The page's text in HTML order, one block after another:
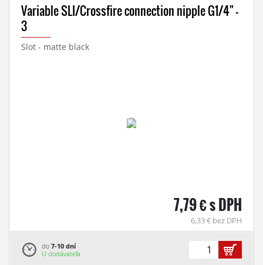
Variable SLI/Crossfire connection nipple G1/4" -
3
Slot - matte black
7,79 € s DPH
6,33 € bez DPH
do 7-10 dní
U dodávateľa